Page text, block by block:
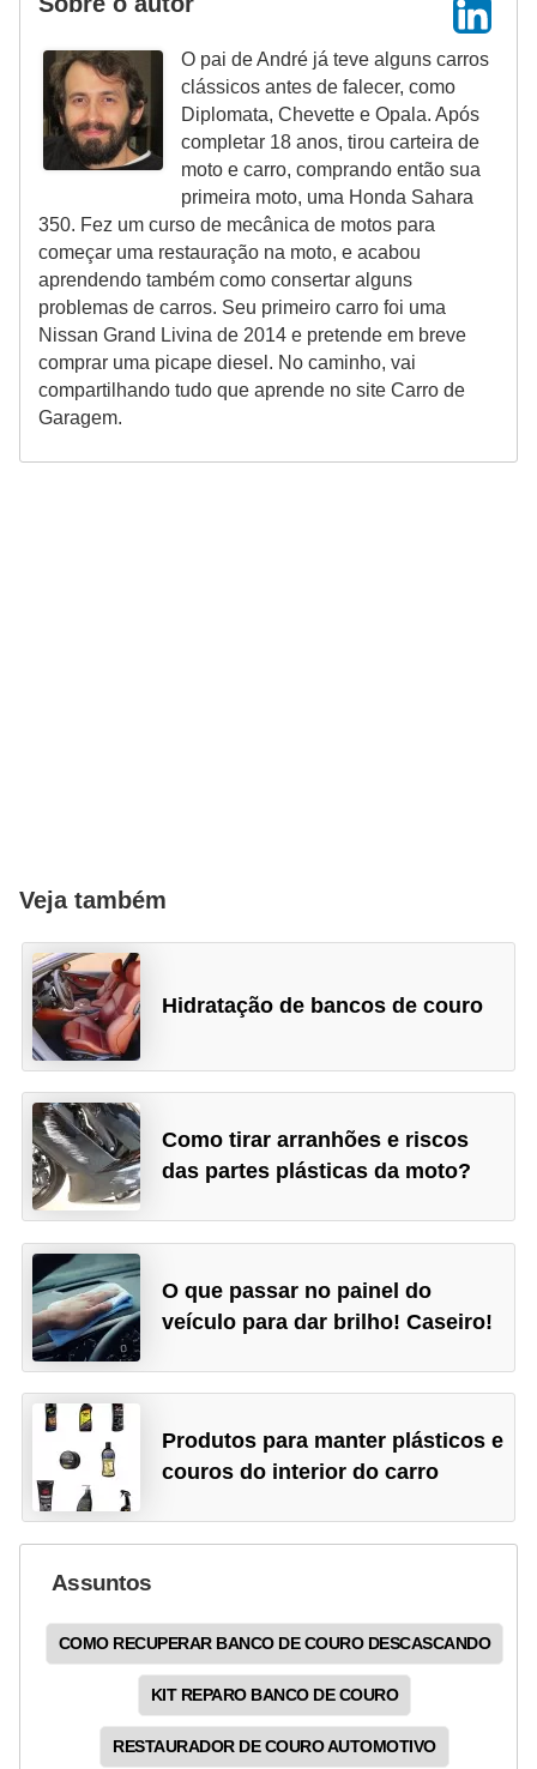
O pai de André já teve alguns carros
clássicos antes de falecer, como
Diplomata, Chevette e Opala. Após
completar 18 anos, tirou carteira de
moto e carro, comprando então sua
primeira moto, uma Honda Sahara
350. Fez um curso de mecânica de motos para
começar uma restauração na moto, e acabou
aprendendo também como consertar alguns
problemas de carros. Seu primeiro carro foi uma
Nissan Grand Livina de 2014 e pretende em breve
comprar uma picape diesel. No caminho, vai
compartilhando tudo que aprende no site Carro de
Garagem.
Veja também
Hidratação de bancos de couro
Como tirar arranhões e riscos
das partes plásticas da moto?
O que passar no painel do
veículo para dar brilho! Caseiro!
Produtos para manter plásticos e
couros do interior do carro
Assuntos
COMO RECUPERAR BANCO DE COURO DESCASCANDO
KIT REPARO BANCO DE COURO
RESTAURADOR DE COURO AUTOMOTIVO